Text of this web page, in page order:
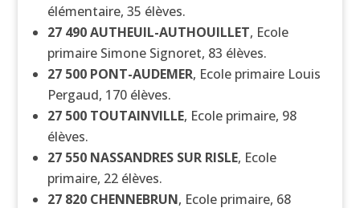
élémentaire, 35 élèves.
27 490AUTHEUIL-AUTHOUILLET, Ecole
primaire Simone Signoret, 83 élèves.
27 500 PONT-AUDEMER, Ecole primaire Louis
Pergaud, 170 élèves.
27 500 TOUTAINVILLE, Ecole primaire, 98
élèves.
27 550 NASSANDRES SUR RISLE, Ecole
primaire, 22 élèves.
27 820 CHENNEBRUN, Ecole primaire, 68